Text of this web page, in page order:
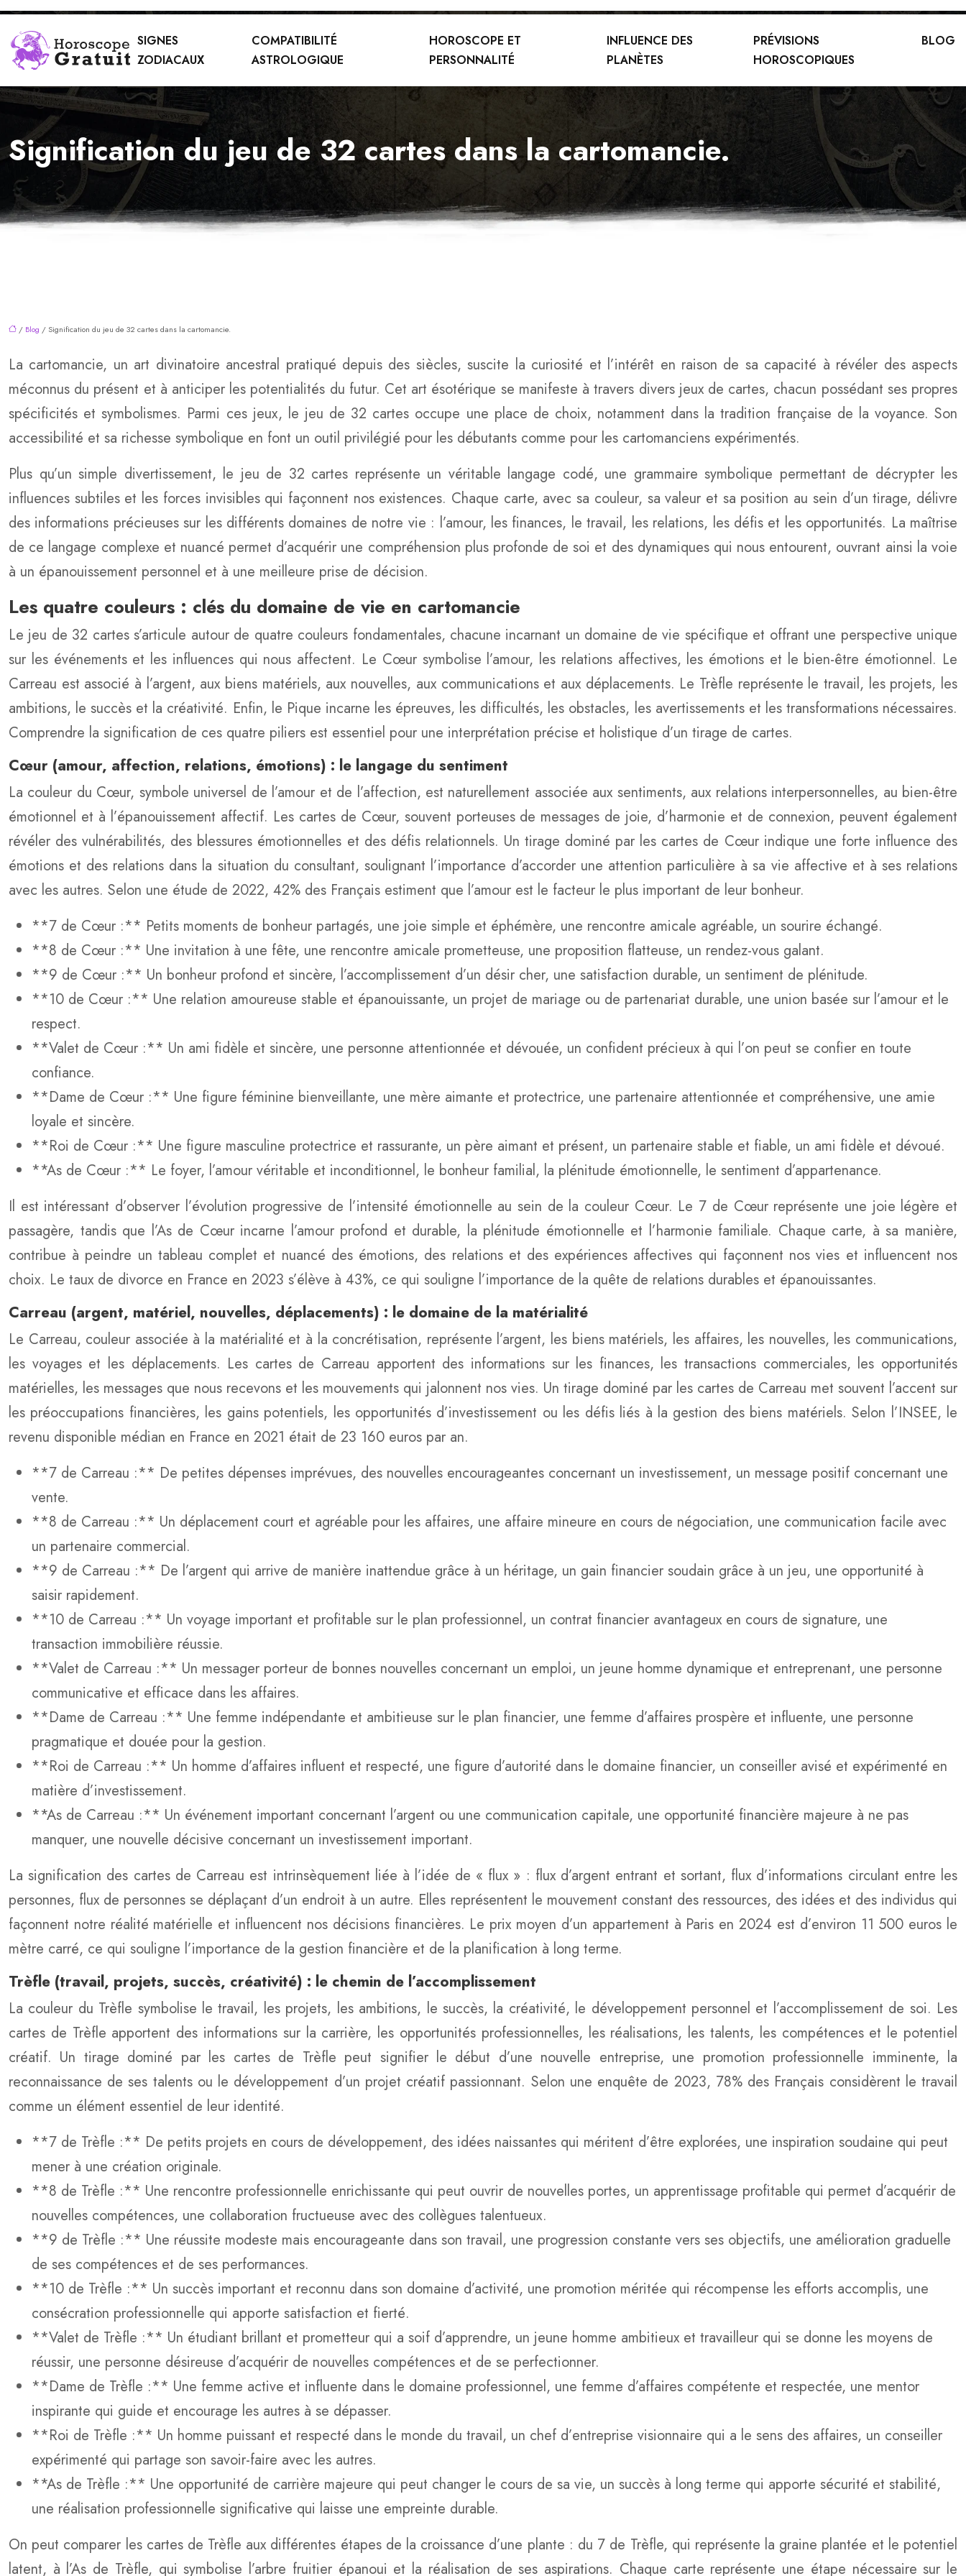
SIGNES
ZODIACAUX
COMPATIBILITÉ
ASTROLOGIQUE
HOROSCOPE ET
PERSONNALITÉ
INFLUENCE DES
PLANÈTES
PRÉVISIONS
HOROSCOPIQUES
BLOG
Signification du jeu de 32 cartes dans la cartomancie.
/ Blog / Signification du jeu de 32 cartes dans la cartomancie.
La cartomancie, un art divinatoire ancestral pratiqué depuis des siècles, suscite la curiosité et l’intérêt en raison de sa capacité à révéler des aspects
méconnus du présent et à anticiper les potentialités du futur. Cet art ésotérique se manifeste à travers divers jeux de cartes, chacun possédant ses propres
spécificités et symbolismes. Parmi ces jeux, le jeu de 32 cartes occupe une place de choix, notamment dans la tradition française de la voyance. Son
accessibilité et sa richesse symbolique en font un outil privilégié pour les débutants comme pour les cartomanciens expérimentés.
Plus qu’un simple divertissement, le jeu de 32 cartes représente un véritable langage codé, une grammaire symbolique permettant de décrypter les
influences subtiles et les forces invisibles qui façonnent nos existences. Chaque carte, avec sa couleur, sa valeur et sa position au sein d’un tirage, délivre
des informations précieuses sur les différents domaines de notre vie : l’amour, les finances, le travail, les relations, les défis et les opportunités. La maîtrise
de ce langage complexe et nuancé permet d’acquérir une compréhension plus profonde de soi et des dynamiques qui nous entourent, ouvrant ainsi la voie
à un épanouissement personnel et à une meilleure prise de décision.
Les quatre couleurs : clés du domaine de vie en cartomancie
Le jeu de 32 cartes s’articule autour de quatre couleurs fondamentales, chacune incarnant un domaine de vie spécifique et offrant une perspective unique
sur les événements et les influences qui nous affectent. Le Cœur symbolise l’amour, les relations affectives, les émotions et le bien-être émotionnel. Le
Carreau est associé à l’argent, aux biens matériels, aux nouvelles, aux communications et aux déplacements. Le Trèfle représente le travail, les projets, les
ambitions, le succès et la créativité. Enfin, le Pique incarne les épreuves, les difficultés, les obstacles, les avertissements et les transformations nécessaires.
Comprendre la signification de ces quatre piliers est essentiel pour une interprétation précise et holistique d’un tirage de cartes.
Cœur (amour, affection, relations, émotions) : le langage du sentiment
La couleur du Cœur, symbole universel de l’amour et de l’affection, est naturellement associée aux sentiments, aux relations interpersonnelles, au bien-être
émotionnel et à l’épanouissement affectif. Les cartes de Cœur, souvent porteuses de messages de joie, d’harmonie et de connexion, peuvent également
révéler des vulnérabilités, des blessures émotionnelles et des défis relationnels. Un tirage dominé par les cartes de Cœur indique une forte influence des
émotions et des relations dans la situation du consultant, soulignant l’importance d’accorder une attention particulière à sa vie affective et à ses relations
avec les autres. Selon une étude de 2022, 42% des Français estiment que l’amour est le facteur le plus important de leur bonheur.
**7 de Cœur :** Petits moments de bonheur partagés, une joie simple et éphémère, une rencontre amicale agréable, un sourire échangé.
**8 de Cœur :** Une invitation à une fête, une rencontre amicale prometteuse, une proposition flatteuse, un rendez-vous galant.
**9 de Cœur :** Un bonheur profond et sincère, l’accomplissement d’un désir cher, une satisfaction durable, un sentiment de plénitude.
**10 de Cœur :** Une relation amoureuse stable et épanouissante, un projet de mariage ou de partenariat durable, une union basée sur l’amour et le
respect.
**Valet de Cœur :** Un ami fidèle et sincère, une personne attentionnée et dévouée, un confident précieux à qui l’on peut se confier en toute
confiance.
**Dame de Cœur :** Une figure féminine bienveillante, une mère aimante et protectrice, une partenaire attentionnée et compréhensive, une amie
loyale et sincère.
**Roi de Cœur :** Une figure masculine protectrice et rassurante, un père aimant et présent, un partenaire stable et fiable, un ami fidèle et dévoué.
**As de Cœur :** Le foyer, l’amour véritable et inconditionnel, le bonheur familial, la plénitude émotionnelle, le sentiment d’appartenance.
Il est intéressant d’observer l’évolution progressive de l’intensité émotionnelle au sein de la couleur Cœur. Le 7 de Cœur représente une joie légère et
passagère, tandis que l’As de Cœur incarne l’amour profond et durable, la plénitude émotionnelle et l’harmonie familiale. Chaque carte, à sa manière,
contribue à peindre un tableau complet et nuancé des émotions, des relations et des expériences affectives qui façonnent nos vies et influencent nos
choix. Le taux de divorce en France en 2023 s’élève à 43%, ce qui souligne l’importance de la quête de relations durables et épanouissantes.
Carreau (argent, matériel, nouvelles, déplacements) : le domaine de la matérialité
Le Carreau, couleur associée à la matérialité et à la concrétisation, représente l’argent, les biens matériels, les affaires, les nouvelles, les communications,
les voyages et les déplacements. Les cartes de Carreau apportent des informations sur les finances, les transactions commerciales, les opportunités
matérielles, les messages que nous recevons et les mouvements qui jalonnent nos vies. Un tirage dominé par les cartes de Carreau met souvent l’accent sur
les préoccupations financières, les gains potentiels, les opportunités d’investissement ou les défis liés à la gestion des biens matériels. Selon l’INSEE, le
revenu disponible médian en France en 2021 était de 23 160 euros par an.
**7 de Carreau :** De petites dépenses imprévues, des nouvelles encourageantes concernant un investissement, un message positif concernant une
vente.
**8 de Carreau :** Un déplacement court et agréable pour les affaires, une affaire mineure en cours de négociation, une communication facile avec
un partenaire commercial.
**9 de Carreau :** De l’argent qui arrive de manière inattendue grâce à un héritage, un gain financier soudain grâce à un jeu, une opportunité à
saisir rapidement.
**10 de Carreau :** Un voyage important et profitable sur le plan professionnel, un contrat financier avantageux en cours de signature, une
transaction immobilière réussie.
**Valet de Carreau :** Un messager porteur de bonnes nouvelles concernant un emploi, un jeune homme dynamique et entreprenant, une personne
communicative et efficace dans les affaires.
**Dame de Carreau :** Une femme indépendante et ambitieuse sur le plan financier, une femme d’affaires prospère et influente, une personne
pragmatique et douée pour la gestion.
**Roi de Carreau :** Un homme d’affaires influent et respecté, une figure d’autorité dans le domaine financier, un conseiller avisé et expérimenté en
matière d’investissement.
**As de Carreau :** Un événement important concernant l’argent ou une communication capitale, une opportunité financière majeure à ne pas
manquer, une nouvelle décisive concernant un investissement important.
La signification des cartes de Carreau est intrinsèquement liée à l’idée de « flux » : flux d’argent entrant et sortant, flux d’informations circulant entre les
personnes, flux de personnes se déplaçant d’un endroit à un autre. Elles représentent le mouvement constant des ressources, des idées et des individus qui
façonnent notre réalité matérielle et influencent nos décisions financières. Le prix moyen d’un appartement à Paris en 2024 est d’environ 11 500 euros le
mètre carré, ce qui souligne l’importance de la gestion financière et de la planification à long terme.
Trèfle (travail, projets, succès, créativité) : le chemin de l’accomplissement
La couleur du Trèfle symbolise le travail, les projets, les ambitions, le succès, la créativité, le développement personnel et l’accomplissement de soi. Les
cartes de Trèfle apportent des informations sur la carrière, les opportunités professionnelles, les réalisations, les talents, les compétences et le potentiel
créatif. Un tirage dominé par les cartes de Trèfle peut signifier le début d’une nouvelle entreprise, une promotion professionnelle imminente, la
reconnaissance de ses talents ou le développement d’un projet créatif passionnant. Selon une enquête de 2023, 78% des Français considèrent le travail
comme un élément essentiel de leur identité.
**7 de Trèfle :** De petits projets en cours de développement, des idées naissantes qui méritent d’être explorées, une inspiration soudaine qui peut
mener à une création originale.
**8 de Trèfle :** Une rencontre professionnelle enrichissante qui peut ouvrir de nouvelles portes, un apprentissage profitable qui permet d’acquérir de
nouvelles compétences, une collaboration fructueuse avec des collègues talentueux.
**9 de Trèfle :** Une réussite modeste mais encourageante dans son travail, une progression constante vers ses objectifs, une amélioration graduelle
de ses compétences et de ses performances.
**10 de Trèfle :** Un succès important et reconnu dans son domaine d’activité, une promotion méritée qui récompense les efforts accomplis, une
consécration professionnelle qui apporte satisfaction et fierté.
**Valet de Trèfle :** Un étudiant brillant et prometteur qui a soif d’apprendre, un jeune homme ambitieux et travailleur qui se donne les moyens de
réussir, une personne désireuse d’acquérir de nouvelles compétences et de se perfectionner.
**Dame de Trèfle :** Une femme active et influente dans le domaine professionnel, une femme d’affaires compétente et respectée, une mentor
inspirante qui guide et encourage les autres à se dépasser.
**Roi de Trèfle :** Un homme puissant et respecté dans le monde du travail, un chef d’entreprise visionnaire qui a le sens des affaires, un conseiller
expérimenté qui partage son savoir-faire avec les autres.
**As de Trèfle :** Une opportunité de carrière majeure qui peut changer le cours de sa vie, un succès à long terme qui apporte sécurité et stabilité,
une réalisation professionnelle significative qui laisse une empreinte durable.
On peut comparer les cartes de Trèfle aux différentes étapes de la croissance d’une plante : du 7 de Trèfle, qui représente la graine plantée et le potentiel
latent, à l’As de Trèfle, qui symbolise l’arbre fruitier épanoui et la réalisation de ses aspirations. Chaque carte représente une étape nécessaire sur le